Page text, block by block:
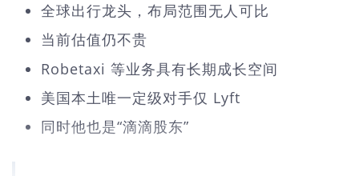
全球出行龙头，布局范围无人可比
当前估值仍不贵
Robetaxi 等业务具有长期成长空间
美国本土唯一定级对手仅 Lyft
同时他也是“滴滴股东”